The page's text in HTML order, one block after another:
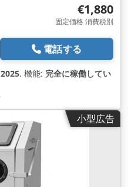
€1,880
固定価格 消費税別
電話する
2025, 機能: 完全に稼働してい
小型広告